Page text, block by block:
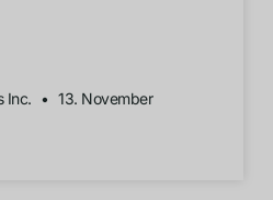
Inc.
13. November